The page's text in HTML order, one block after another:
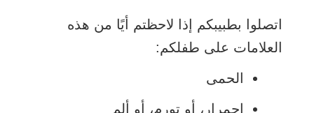
اتصلوا بطبيبكم إذا لاحظتم أيًا من هذه
العلامات على طفلكم:
الحمى
احمرار، أو تورم، أو ألم